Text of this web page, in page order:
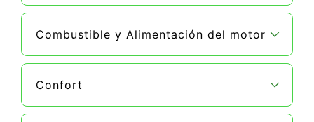
Combustible y Alimentación del motor
Confort